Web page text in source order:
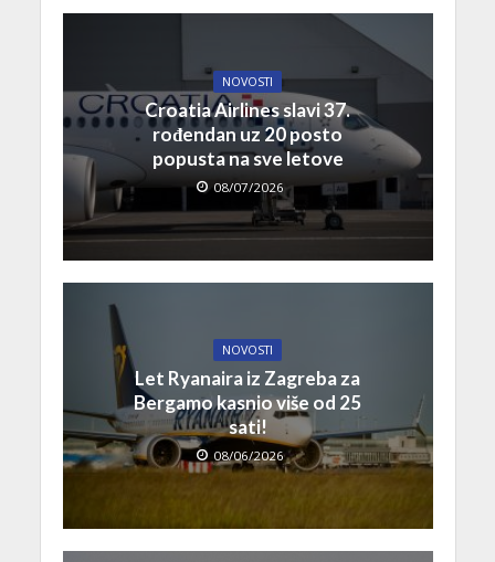
NOVOSTI
Croatia Airlines slavi 37.
rođendan uz 20 posto
popusta na sve letove
08/07/2026
NOVOSTI
Let Ryanaira iz Zagreba za
Bergamo kasnio više od 25
sati!
08/06/2026